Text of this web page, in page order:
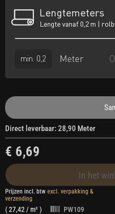
Lengtemeters
Lengte vanaf 0,2 m |
Meter
Direct leverbaar: 28,90 Meter
€ 6,69
In het
Prijzen incl. btw excl. verpakking &
verzending
(27,42/ m² ) PW109